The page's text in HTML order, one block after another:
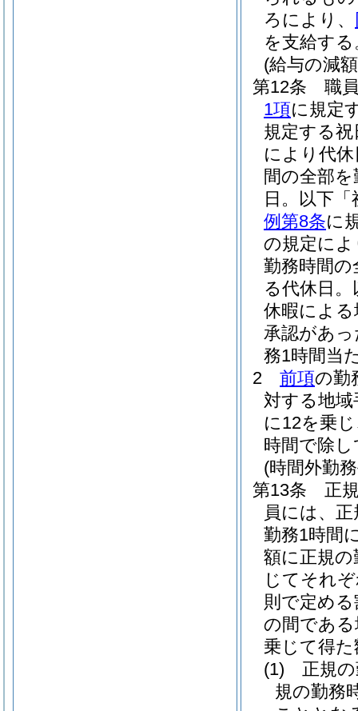
ろにより、
を支給する
(給与の減
第12条
職
1項に規定
規定する
により代
間の全部
日。以下
例第8条に
の規定に
勤務時間
る代休日
休暇によ
承認があ
務1時間当
2
前項の勤
対する地
に12を乗
時間で除
(時間外勤
第13条
正
員には、
勤務1時間
額に正規
じてそれ
則で定める
の間であ
乗じて得
(1)
正規
規の勤務